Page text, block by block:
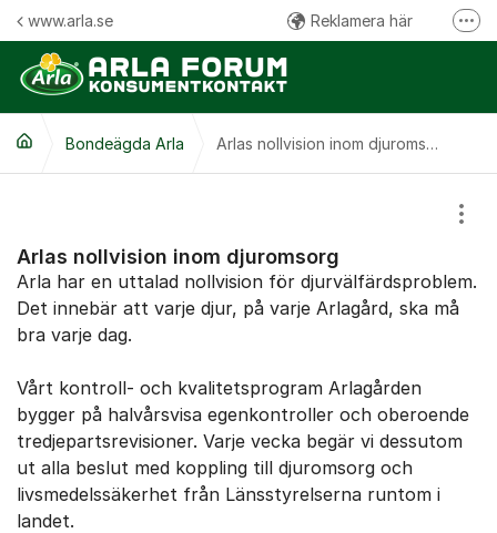
Hoppa till innehåll
www.arla.se Reklamera här
Följ oss på Facebook
Kommentarsregler
Bondeägda Arla Arlas nollvision inom djuromsorg
Arlas nollvision inom djuromsorg
Arla har en uttalad nollvision för djurvälfärdsproblem.
Det innebär att varje djur, på varje Arlagård, ska må
bra varje dag.
Vårt kontroll- och kvalitetsprogram Arlagården
bygger på halvårsvisa egenkontroller och oberoende
tredjepartsrevisioner. Varje vecka begär vi dessutom
ut alla beslut med koppling till djuromsorg och
livsmedelssäkerhet från Länsstyrelserna runtom i
landet.